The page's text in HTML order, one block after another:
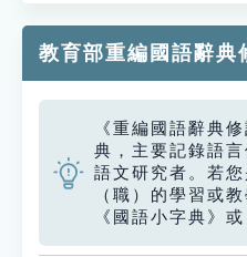
教育部重編國語辭典
《重編國語辭典
典，主要記錄語
語文研究者。若
（職）的學習或
《國語小字典》